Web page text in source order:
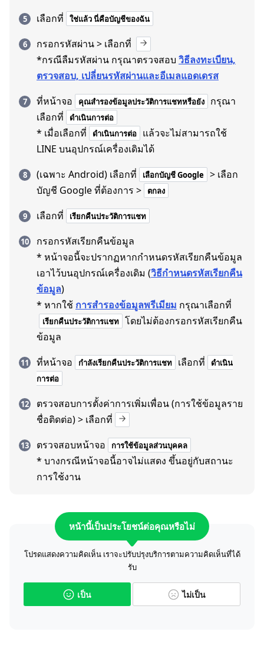
เลือกที่
ใช่แล้ว นี่คือบัญชีของฉัน
กรอกรหัสผ่าน > เลือกที่
*กรณีลืมรหัสผ่าน กรุณาตรวจสอบ วิธีลงทะเบียน,
ตรวจสอบ, เปลี่ยนรหัสผ่านและอีเมลแอดเดรส
ที่หน้าจอ
คุณสำรองข้อมูลประวัติการแชทหรือยัง
กรุณา
เลือกที่
ดำเนินการต่อ
* เมื่อเลือกที่ ดำเนินการต่อ
แล้วจะไม่สามารถใช้
LINE บนอุปกรณ์เครื่องเดิมได้
(เฉพาะ Android) เลือกที่
เลือกบัญชี Google > เลือก
บัญชี Google ที่ต้องการ >
ตกลง
เลือกที่ เรียกคืนประวัติการแชท
กรอกรหัสเรียกคืนข้อมูล
* หน้าจอนี้จะปรากฏหากกำหนดรหัสเรียกคืนข้อมูล
เอาไว้บนอุปกรณ์เครื่องเดิม (วิธีกำหนดรหัสเรียกคืน
ข้อมูล)
* หากใช้ การสำรองข้อมูลพรีเมียม กรุณาเลือกที่
เรียกคืนประวัติการแชท โดยไม่ต้องกรอกรหัสเรียกคืน
ข้อมูล
ที่หน้าจอ
กำลังเรียกคืนประวัติการแชท เลือกที่
ดำเนิน
การต่อ
ตรวจสอบการตั้งค่าการเพิ่มเพื่อน (การใช้ข้อมูลราย
ชื่อติดต่อ) > เลือกที่
ตรวจสอบหน้าจอ
การใช้ข้อมูลส่วนบุคคล
* บางกรณีหน้าจอนี้อาจไม่แสดง ขึ้นอยู่กับสถานะ
การใช้งาน
หน้านี้เป็นประโยชน์ต่อคุณหรือไม่
โปรดแสดงความคิดเห็น เราจะปรับปรุงบริการตามความคิดเห็นที่ได้
รับ
เป็น ไม่เป็น